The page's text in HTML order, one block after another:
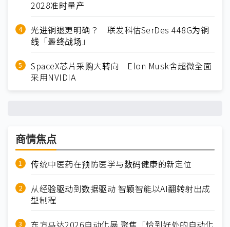
2028准时量产
光进铜退更明确？ 联发科估SerDes 448G为铜
线「最终战场」
SpaceX芯片采购大转向 Elon Musk舍超微全面
采用NVIDIA
商情焦点
传统中医药在预防医学与数码健康的新定位
从经验驱动到数据驱动 智颖智能以AI翻转射出成
型制程
东方马达2026自动化展 聚焦「恰到好处的自动化